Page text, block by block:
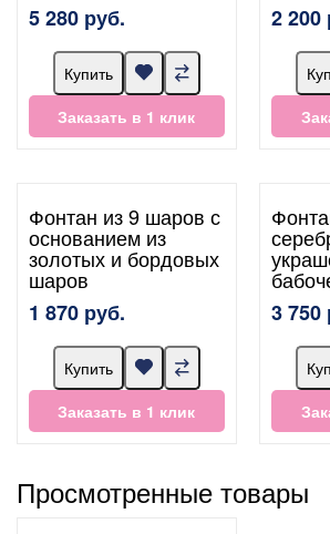
5 280 руб.
Купить
Заказать в 1 клик
2 200
Фонтан из 9 шаров с
основанием из
золотых и бордовых
шаров
1 870 руб.
Купить
Заказать в 1 клик
3 750
Просмотренные товары